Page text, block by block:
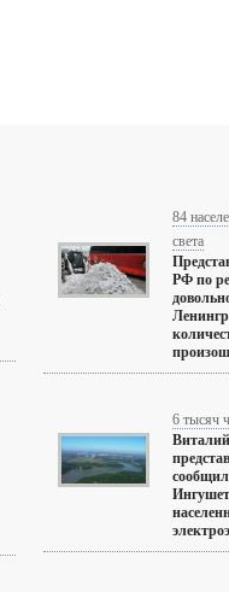
84
света
РФ по
6 тысяч
сообщил